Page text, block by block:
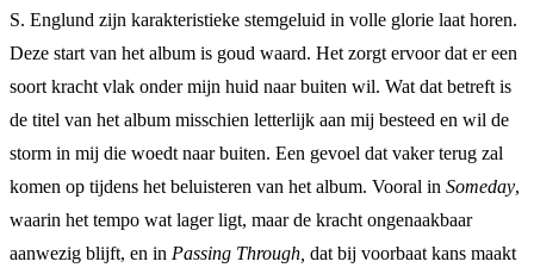
S. Englund zijn karakteristieke stemgeluid in volle glorie laat horen.
Deze start van het album is goud waard. Het zorgt ervoor dat er een
soort kracht vlak onder mijn huid naar buiten wil. Wat dat betreft is
de titel van het album misschien letterlijk aan mij besteed en wil de
storm in mij die woedt naar buiten. Een gevoel dat vaker terug zal
komen op tijdens het beluisteren van het album. Vooral in Someday,
waarin het tempo wat lager ligt, maar de kracht ongenaakbaar
aanwezig blijft, en in Passing Through, dat bij voorbaat kans maakt